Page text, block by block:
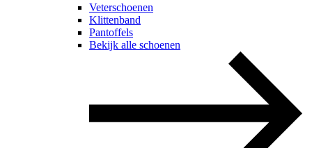
Veterschoenen
Klittenband
Pantoffels
Bekijk alle schoenen